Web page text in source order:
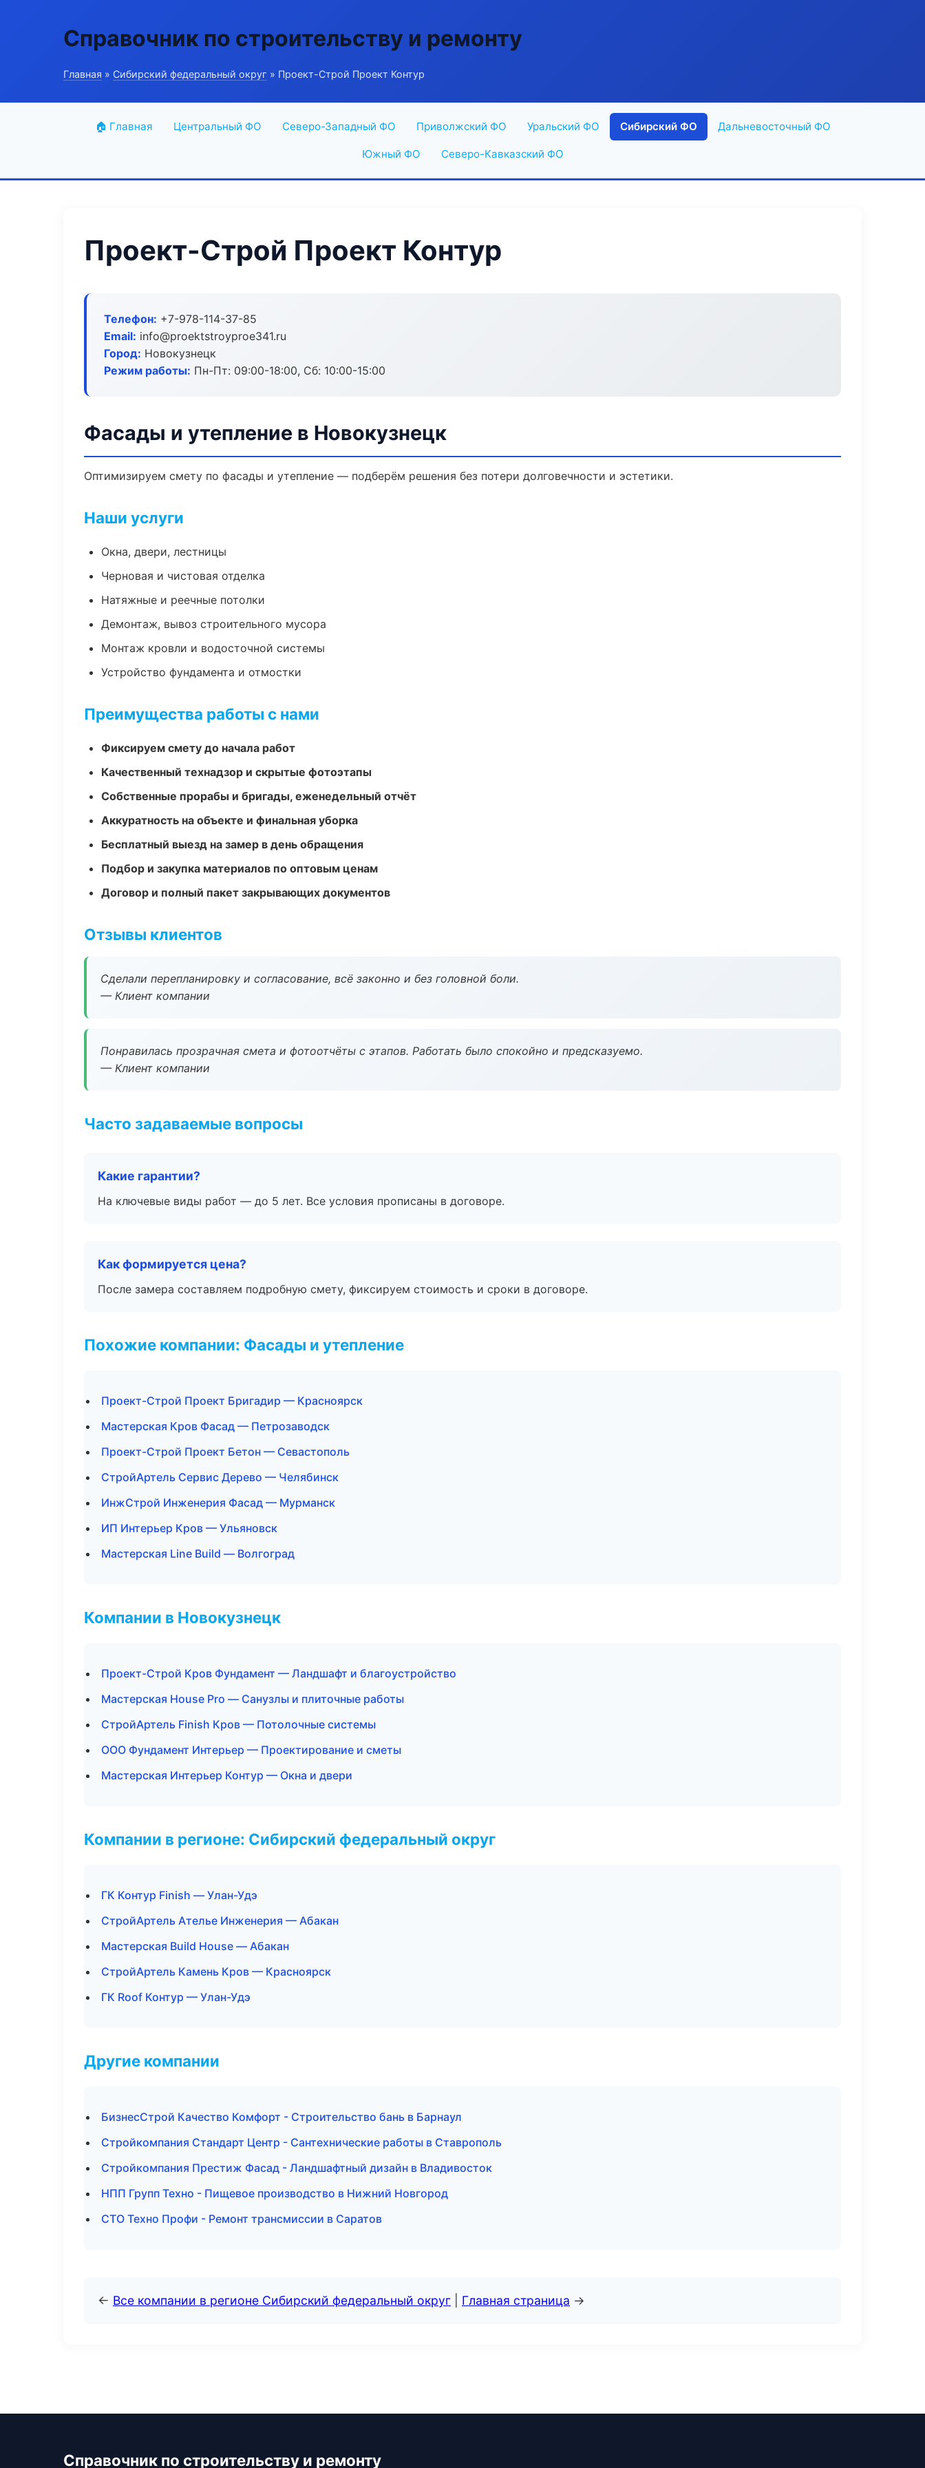
Справочник по строительству и ремонту
Главная » Сибирский федеральный округ » Проект-Строй Проект Контур
🏠 Главная Центральный ФО Северо-Западный ФО Приволжский ФО Уральский ФО Сибирский ФО Дальневосточный ФО
Южный ФО Северо-Кавказский ФО
Проект-Строй Проект Контур
Телефон: +7-978-114-37-85
Email: info@proektstroyproe341.ru
Город: Новокузнецк
Режим работы: Пн-Пт: 09:00-18:00, Сб: 10:00-15:00
Фасады и утепление в Новокузнецк
Оптимизируем смету по фасады и утепление — подберём решения без потери долговечности и эстетики.
Наши услуги
Окна, двери, лестницы
Черновая и чистовая отделка
Натяжные и реечные потолки
Демонтаж, вывоз строительного мусора
Монтаж кровли и водосточной системы
Устройство фундамента и отмостки
Преимущества работы с нами
Фиксируем смету до начала работ
Качественный технадзор и скрытые фотоэтапы
Собственные прорабы и бригады, еженедельный отчёт
Аккуратность на объекте и финальная уборка
Бесплатный выезд на замер в день обращения
Подбор и закупка материалов по оптовым ценам
Договор и полный пакет закрывающих документов
Отзывы клиентов
Сделали перепланировку и согласование, всё законно и без головной боли.
— Клиент компании
Понравилась прозрачная смета и фотоотчёты с этапов. Работать было спокойно и предсказуемо.
— Клиент компании
Часто задаваемые вопросы
Какие гарантии?
На ключевые виды работ — до 5 лет. Все условия прописаны в договоре.
Как формируется цена?
После замера составляем подробную смету, фиксируем стоимость и сроки в договоре.
Похожие компании: Фасады и утепление
Проект-Строй Проект Бригадир — Красноярск
Мастерская Кров Фасад — Петрозаводск
Проект-Строй Проект Бетон — Севастополь
СтройАртель Сервис Дерево — Челябинск
ИнжСтрой Инженерия Фасад — Мурманск
ИП Интерьер Кров — Ульяновск
Мастерская Line Build — Волгоград
Компании в Новокузнецк
Проект-Строй Кров Фундамент — Ландшафт и благоустройство
Мастерская House Pro — Санузлы и плиточные работы
СтройАртель Finish Кров — Потолочные системы
ООО Фундамент Интерьер — Проектирование и сметы
Мастерская Интерьер Контур — Окна и двери
Компании в регионе: Сибирский федеральный округ
ГК Контур Finish — Улан-Удэ
СтройАртель Ателье Инженерия — Абакан
Мастерская Build House — Абакан
СтройАртель Камень Кров — Красноярск
ГК Roof Контур — Улан-Удэ
Другие компании
БизнесСтрой Качество Комфорт - Строительство бань в Барнаул
Стройкомпания Стандарт Центр - Сантехнические работы в Ставрополь
Стройкомпания Престиж Фасад - Ландшафтный дизайн в Владивосток
НПП Групп Техно - Пищевое производство в Нижний Новгород
СТО Техно Профи - Ремонт трансмиссии в Саратов
← Все компании в регионе Сибирский федеральный округ Главная страница →
Справочник по строительству и ремонту